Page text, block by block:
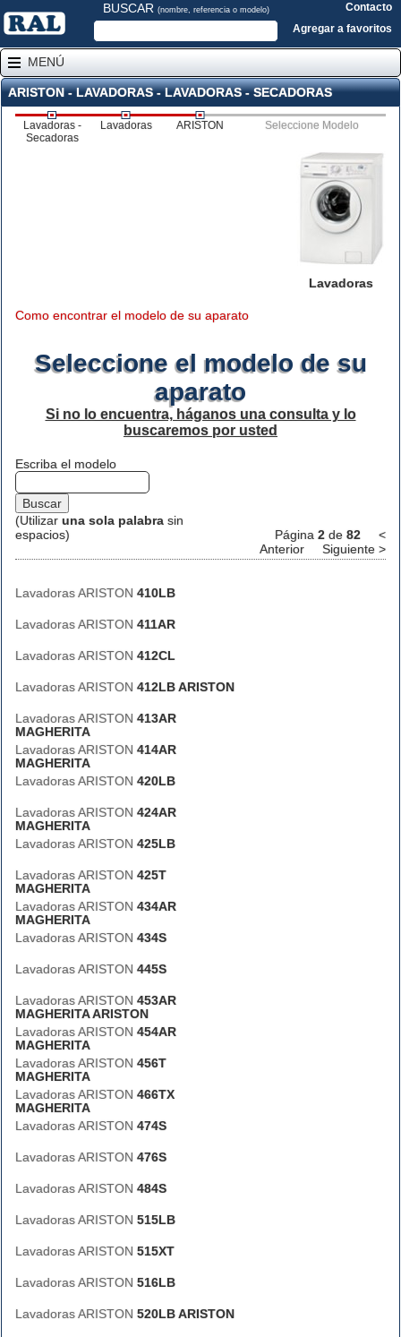
BUSCAR (nombre, referencia o modelo)
Contacto
Agregar a favoritos
MENÚ
ARISTON - LAVADORAS - LAVADORAS - SECADORAS
Lavadoras -
Secadoras
Lavadoras ARISTON Seleccione Modelo
Lavadoras
Como encontrar el modelo de su aparato
Seleccione el modelo de su
aparato
Si no lo encuentra, háganos una consulta y lo
buscaremos por usted
Escriba el modelo
(Utilizar una sola palabra sin
espacios)
Página 2 de 82
<
Anterior
Siguiente >
Lavadoras ARISTON 410LB
Lavadoras ARISTON 411AR
Lavadoras ARISTON 412CL
Lavadoras ARISTON 412LB ARISTON
Lavadoras ARISTON 413AR
MAGHERITA
Lavadoras ARISTON 414AR
MAGHERITA
Lavadoras ARISTON 420LB
Lavadoras ARISTON 424AR
MAGHERITA
Lavadoras ARISTON 425LB
Lavadoras ARISTON 425T
MAGHERITA
Lavadoras ARISTON 434AR
MAGHERITA
Lavadoras ARISTON 434S
Lavadoras ARISTON 445S
Lavadoras ARISTON 453AR
MAGHERITA ARISTON
Lavadoras ARISTON 454AR
MAGHERITA
Lavadoras ARISTON 456T
MAGHERITA
Lavadoras ARISTON 466TX
MAGHERITA
Lavadoras ARISTON 474S
Lavadoras ARISTON 476S
Lavadoras ARISTON 484S
Lavadoras ARISTON 515LB
Lavadoras ARISTON 515XT
Lavadoras ARISTON 516LB
Lavadoras ARISTON 520LB ARISTON